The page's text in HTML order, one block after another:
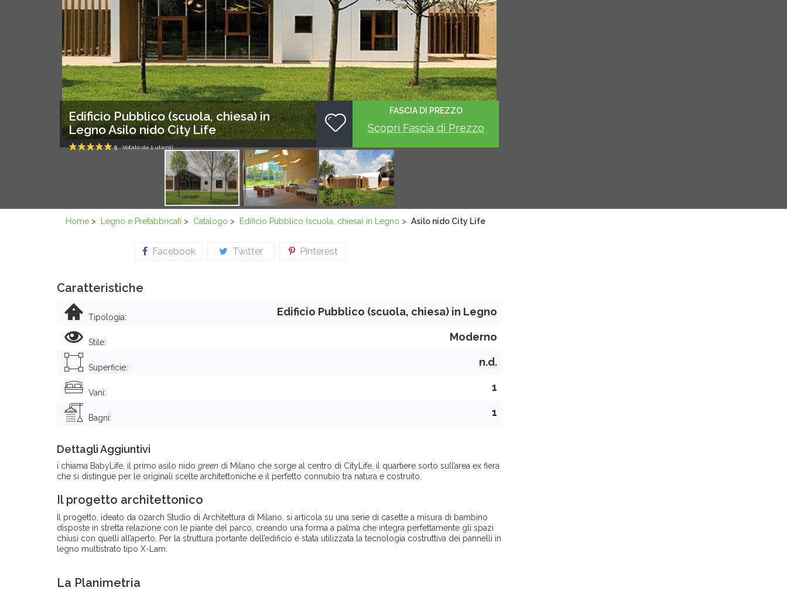
Edificio Pubblico (scuola, chiesa) in
Legno Asilo nido City Life
5Votato da1utenti
FASCIA DI PREZZO
Scopri Fascia di Prezzo
Home > Legno e Prefabbricati > Catalogo > Edificio Pubblico (scuola, chiesa) in Legno > Asilo nido City Life
Facebook Twitter Pinterest
Caratteristiche
Tipologia: Edificio Pubblico (scuola, chiesa) in Legno
Stile: Moderno
Superficie: n.d.
Vani: 1
Bagni: 1
Dettagli Aggiuntivi
i chiama BabyLife, il primo asilo nido green di Milano che sorge al centro di CityLife, il quartiere sorto sull’area ex fiera
che si distingue per le originali scelte architettoniche e il perfetto connubio tra natura e costruito.
Il progetto architettonico
Il progetto, ideato da 02arch Studio di Architettura di Milano, si articola su una serie di casette a misura di bambino
disposte in stretta relazione con le piante del parco, creando una forma a palma che integra perfettamente gli spazi
chiusi con quelli all’aperto. Per la struttura portante dell’edificio è stata utilizzata la tecnologia costruttiva dei pannelli in
legno multistrato tipo X-Lam.
La Planimetria